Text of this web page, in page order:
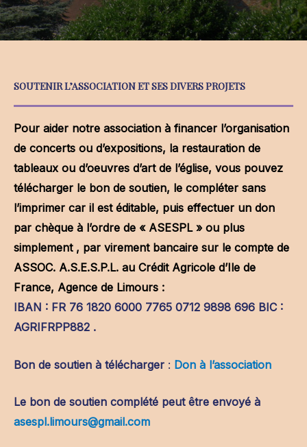
SOUTENIR L’ASSOCIATION ET SES DIVERS PROJETS
Pour aider notre association à financer l’organisation
de concerts ou d’expositions, la restauration de
tableaux ou d’oeuvres d’art de l’église, vous pouvez
télécharger le bon de soutien, le compléter sans
l’imprimer car il est éditable, puis effectuer un don
par chèque à l’ordre de « ASESPL » ou plus
simplement , par virement bancaire sur le compte de
ASSOC. A.S.E.S.P.L. au Crédit Agricole d’Ile de
France, Agence de Limours :
IBAN : FR 76 1820 6000 7765 0712 9898 696 BIC :
AGRIFRPP882 .
Bon de soutien à télécharger : Don à l’association
Le bon de soutien complété peut être envoyé à
asespl.limours@gmail.com